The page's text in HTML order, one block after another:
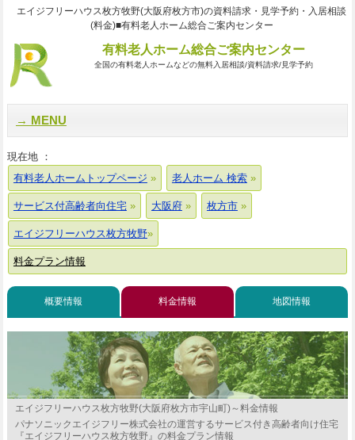
エイジフリーハウス枚方牧野(大阪府枚方市)の資料請求・見学予約・入居相談
(料金)■有料老人ホーム総合ご案内センター
有料老人ホーム総合ご案内センター
全国の有料老人ホームなどの無料入居相談/資料請求/見学予約
MENU
現在地 ：
有料老人ホームトップページ
老人ホーム 検索
サービス付高齢者向住宅 大阪府 枚方市
エイジフリーハウス枚方牧野
料金プラン情報
概要情報 料金情報 地図情報
エイジフリーハウス枚方牧野(大阪府枚方市宇山町)～料金情報
パナソニックエイジフリー株式会社の運営するサービス付き高齢者向け住宅
『エイジフリーハウス枚方牧野』の料金プラン情報